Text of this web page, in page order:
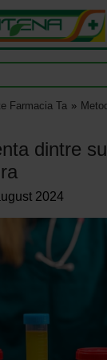
Farmacia Ta
dintre
2024